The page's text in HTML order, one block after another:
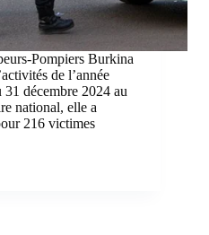
Pompiers Burkina
de l’année
décembre 2024 au
national, elle a
216 victimes